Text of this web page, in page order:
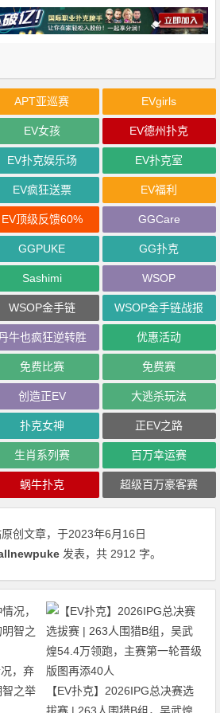
APT亚巡赛 EVgirls
EV女孩 EV德州扑克
EV扑克娱乐场 EV扑克室
EV疯狂送票 EV福利
EV顶级反馈60% GGCare
GGPUKE GG扑克
Sashimi WSOP
WSOP金手链 WSOP金手链战报
牛也疯狂逆转胜 优惠活动
免费比赛 免费赛
创造正EV 大逃杀玩法
扑克女神 正EV之路
生肖系列赛 百万幸运赛
蜗牛扑克 超级百万豪客赛
创文章，于2023年6月16日
发表，共 2912 字。
，弃
之举
【EV扑克】2026IPG总决赛选
拔赛 | 263人围猎B组，吴武煌